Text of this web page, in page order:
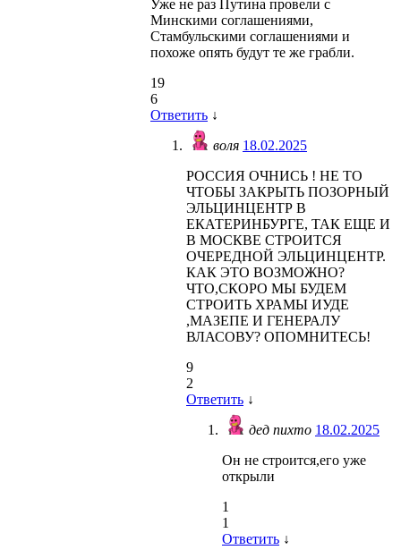
Уже не раз Путина провели c
Минскими соглашениями,
Стамбульскими соглашениями и
похоже опять будут те же грабли.
19
6
Ответить ↓
воля 18.02.2025
РОССИЯ ОЧНИСЬ ! НЕ ТО
ЧТОБЫ ЗАКРЫТЬ ПОЗОРНЫЙ
ЭЛЬЦИНЦЕНТР В
ЕКАТЕРИНБУРГЕ, ТАК ЕЩЕ И
В МОСКВЕ СТРОИТСЯ
ОЧЕРЕДНОЙ ЭЛЬЦИНЦЕНТР.
КАК ЭТО ВОЗМОЖНО?
ЧТО,СКОРО МЫ БУДЕМ
СТРОИТЬ ХРАМЫ ИУДЕ
,МАЗЕПЕ И ГЕНЕРАЛУ
ВЛАСОВУ? ОПОМНИТЕСЬ!
9
2
Ответить ↓
дед пихто 18.02.2025
Он не строится,его уже
открыли
1
1
Ответить ↓